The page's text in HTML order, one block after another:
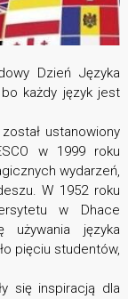
Dzień Języka
każdy język jest
ustanowiony
w 1999 roku
wydarzeń,
W 1952 roku
w Dhace
używania języka
pięciu studentów,
się inspiracją dla